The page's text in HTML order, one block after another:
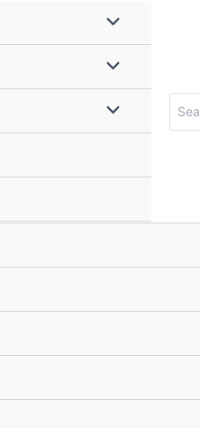
for: